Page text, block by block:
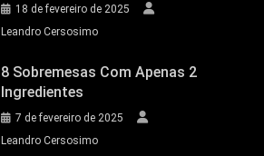
18 de fevereiro de 2025
Leandro Cersosimo
8 Sobremesas Com Apenas 2
Ingredientes
7 de fevereiro de 2025
Leandro Cersosimo